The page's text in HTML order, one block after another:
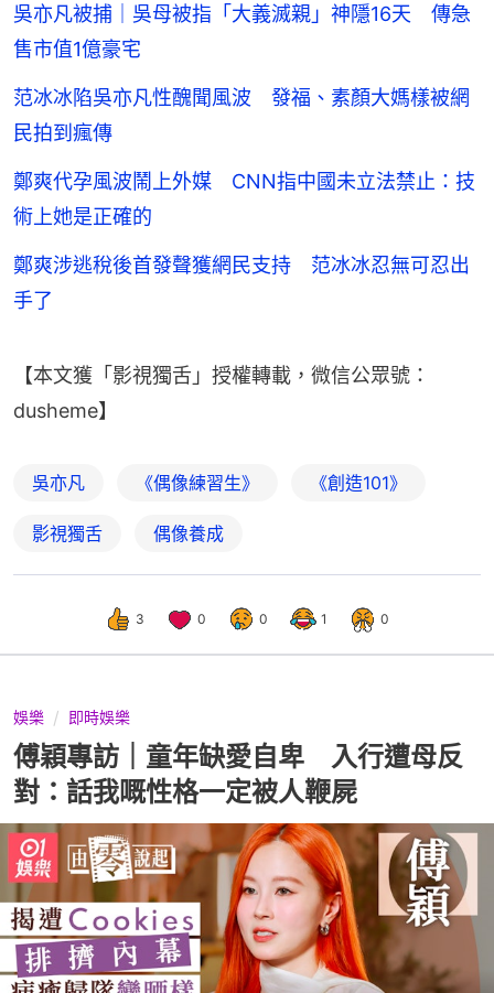
吳亦凡被捕｜吳母被指「大義滅親」神隱16天 傳急
售市值1億豪宅
范冰冰陷吳亦凡性醜聞風波 發福、素顏大媽樣被網
民拍到瘋傳
鄭爽代孕風波鬧上外媒 CNN指中國未立法禁止：技
術上她是正確的
鄭爽涉逃稅後首發聲獲網民支持 范冰冰忍無可忍出
手了
【本文獲「影視獨舌」授權轉載，微信公眾號：
dusheme】
吳亦凡 《偶像練習生》 《創造101》
影視獨舌 偶像養成
3 0 0 1 0
娛樂 即時娛樂
傅穎專訪｜童年缺愛自卑 入行遭母反
對：話我嘅性格一定被人鞭屍